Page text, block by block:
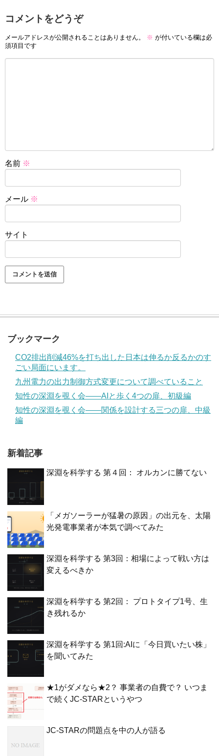
コメントをどうぞ
メールアドレスが公開されることはありません。 ※ が付いている欄は必
須項目です
名前 ※
メール ※
サイト
ブックマーク
CO2排出削減46%を打ち出した日本は伸るか反るかのす
ごい局面にいます。
九州電力の出力制御方式変更について調べていること
知性の深淵を覗く会——AIと歩く4つの扉、初級編
知性の深淵を覗く会——関係を設計する三つの扉、中級
編
新着記事
深淵を科学する 第４回： オルカンに勝てない
「メガソーラーが猛暑の原因」の出元を、太陽
光発電事業者が本気で調べてみた
深淵を科学する 第3回：相場によって戦い方は
変えるべきか
深淵を科学する 第2回： プロトタイプ1号、生
き残れるか
深淵を科学する 第1回:AIに「今日買いたい株」
を聞いてみた
★1がダメなら★2？ 事業者の自費で？ いつま
で続くJC-STARというやつ
JC-STARの問題点を中の人が語る